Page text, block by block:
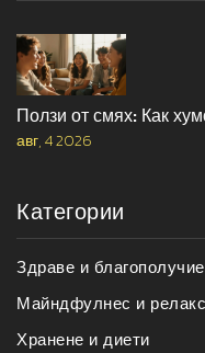
Ползи от смях: Как
авг, 4 2026
Категории
Здраве и благополучие
Майндфулнес и
Хранене и диети